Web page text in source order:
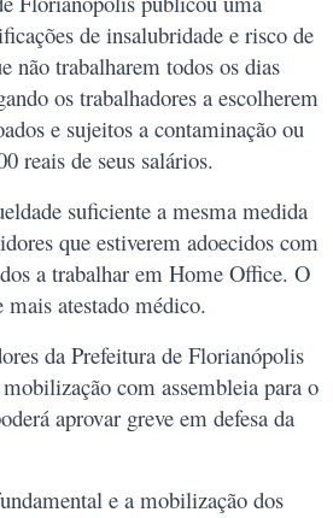
de insalubridade e risco de
não trabalharem todos os dias
os trabalhadores a escolherem
e sujeitos a contaminação ou
reais de seus salários.
suficiente a mesma medida
que estiverem adoecidos com
a trabalhar em Home Office. O
mais atestado médico.
da Prefeitura de Florianópolis
com assembleia para o
aprovar greve em defesa da
e a mobilização dos